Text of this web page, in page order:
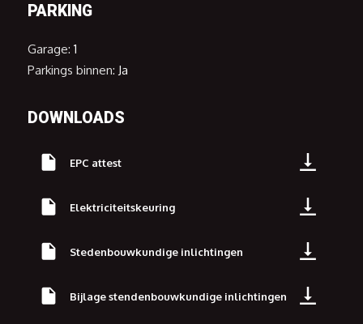
PARKING
Garage: 1
Parkings binnen: Ja
DOWNLOADS
EPC attest
Elektriciteitskeuring
Stedenbouwkundige inlichtingen
Bijlage stendenbouwkundige inlichtingen